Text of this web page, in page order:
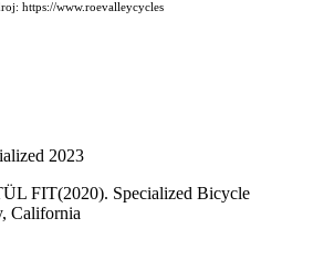
https://www.roevalleycycles
2023
FIT(2020). Specialized Bicycle
California